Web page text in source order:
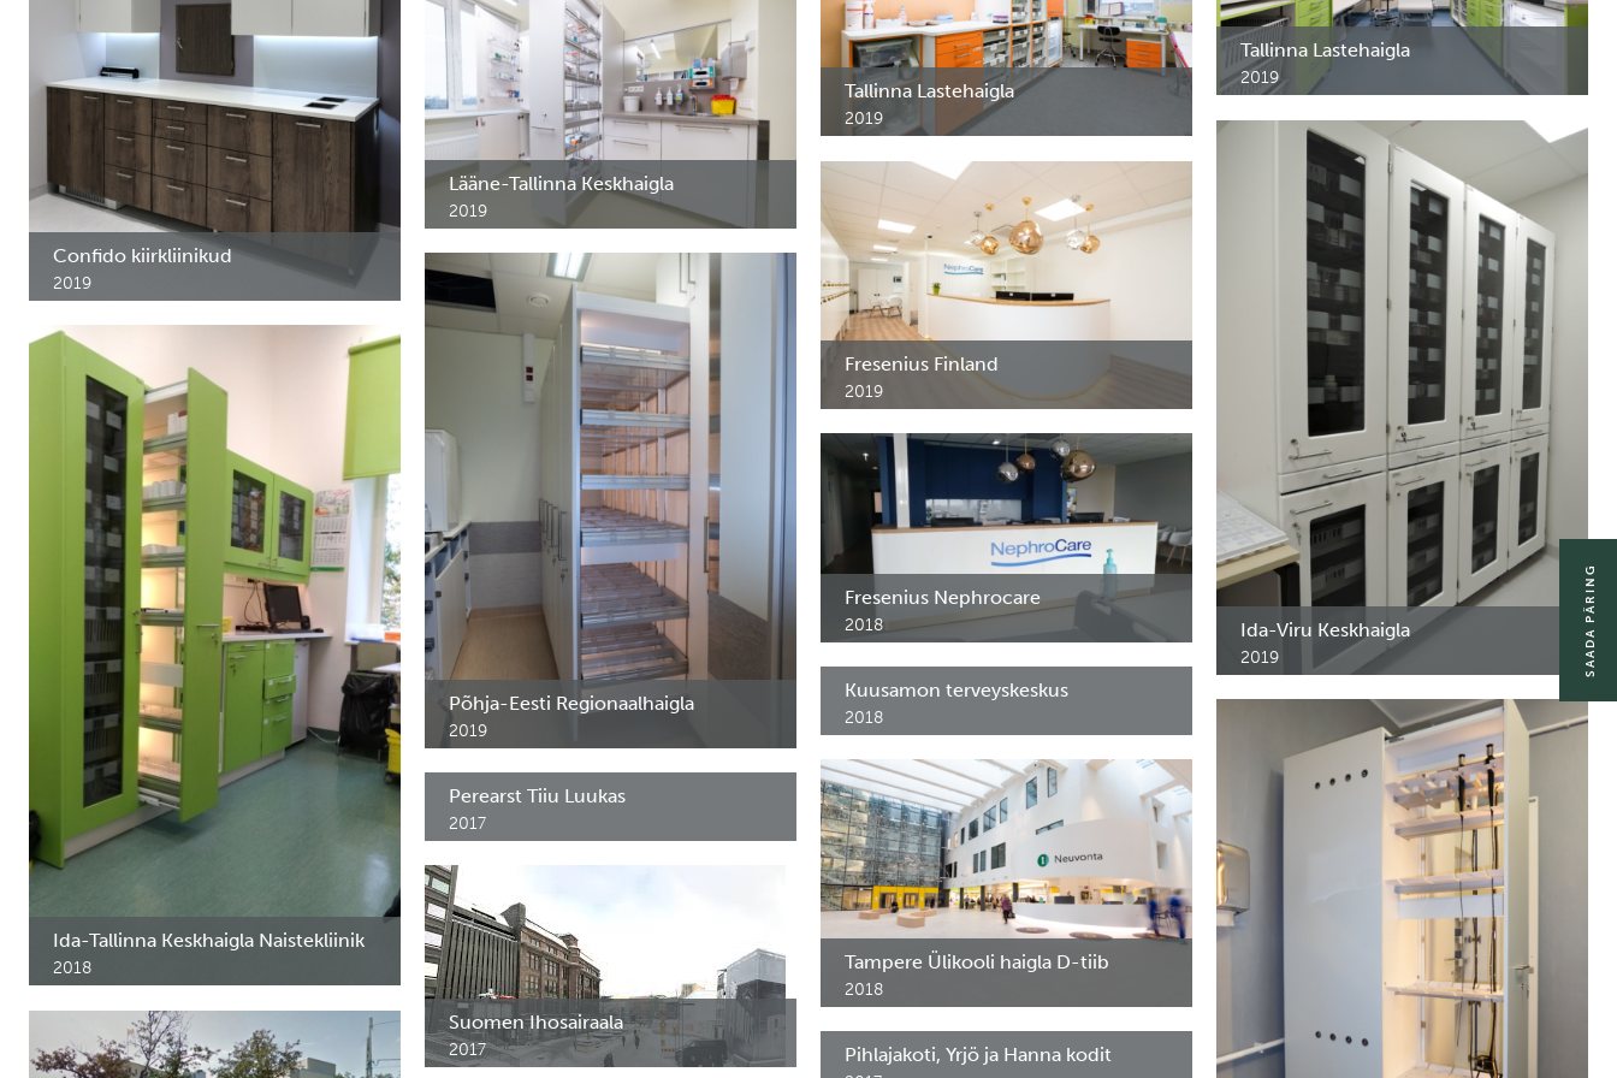
Confido kiirkliinikud
2019
Confido kiirkliinikute meditsiinimööbel
Lasnamäe Centrumis ja Nautica keskuses
Tallinna Lastehaigla
2019
Tallinna Lastehaigla
2019
EMO statsionaari protseduurikapid.
Lääne-Tallinna Keskhaigla
2019
Üldkirurgia osakonna erimööbel.
Ida-Viru Keskhaigla
2019
Nakkushaiguste bloki ravimikapid. Kõrged
kapid MK. Kohtla-Järve.
Fresenius Finland
2019
Kahe kliiniku mööbel. Alumised kapid MA,
seinakapid MY, vastuvõtulett, Cargo kapid M-
LC, FlexShelf kärud, jm. Helsingi.
Põhja-Eesti Regionaalhaigla
2019
Cargo kapid MLC.
Ida-Tallinna Keskhaigla Naistekliinik
2018
Kõrge ravimikapp MK, Cargokapp M-LC,
seinakapid MY, alumised kapid MA.
Fresenius Nephrocare
2018
Erimööbel, lett, kärud ja ravimikapid.
Kuusamon terveyskeskus
2018
Erinevad ravimikapid. FlexShelf laoriiulid.
Kuusamo.
Tampere Ülikooli haigla D-tiib
2018
Erimööbel .Tampere Ülikooli Haigla D-tiib.
Perearst Tiiu Luukas
2017
Ravimikapp MLK65-2. Tallinn.
Suomen Ihosairaala
2017
Vastuvõtulett, kassa, nagid. Helsingi.
Pihlajakoti, Yrjö ja Hanna kodit
SAADA PÄRING